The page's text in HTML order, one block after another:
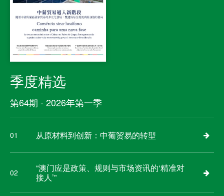
季度精选
第64期 - 2026年第一季
01 从原材料到创新：中葡贸易的转型
02
“澳门应是政策、规则与市场资讯的‘精准对
接人’”